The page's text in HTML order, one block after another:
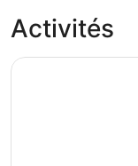
Activités
Taormina: visite